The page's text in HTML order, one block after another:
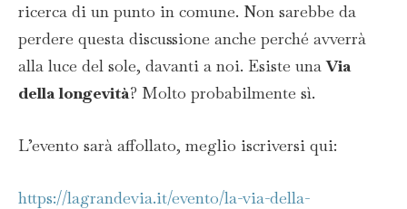
ricerca di un punto in comune. Non sarebbe da
perdere questa discussione anche perché avverrà
alla luce del sole, davanti a noi. Esiste unaVia
della longevità? Molto probabilmente sì.
L’evento sarà affollato, meglio iscriversi qui:
https://lagrandevia.it/evento/la-via-della-